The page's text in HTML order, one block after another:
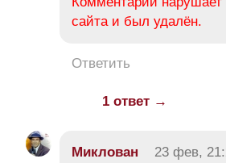
сайта и был удалён.
Ответить
1 ответ →
Миклован 23 фев,